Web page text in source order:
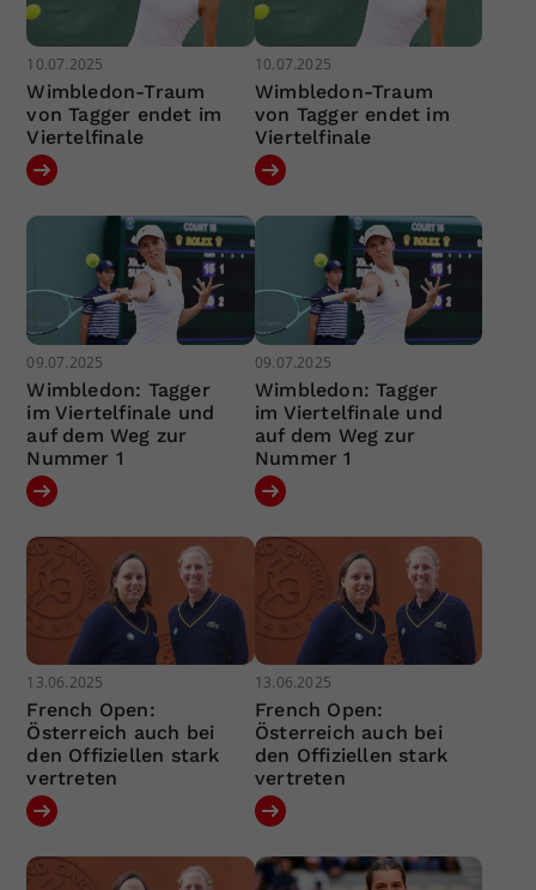
10.07.2025
Wimbledon-Traum
von Tagger endet im
Viertelfinale
10.07.2025
Wimbledon-Traum
von Tagger endet im
Viertelfinale
09.07.2025
Wimbledon: Tagger
im Viertelfinale und
auf dem Weg zur
Nummer 1
09.07.2025
Wimbledon: Tagger
im Viertelfinale und
auf dem Weg zur
Nummer 1
13.06.2025
French Open:
Österreich auch bei
den Offiziellen stark
vertreten
13.06.2025
French Open:
Österreich auch bei
den Offiziellen stark
vertreten